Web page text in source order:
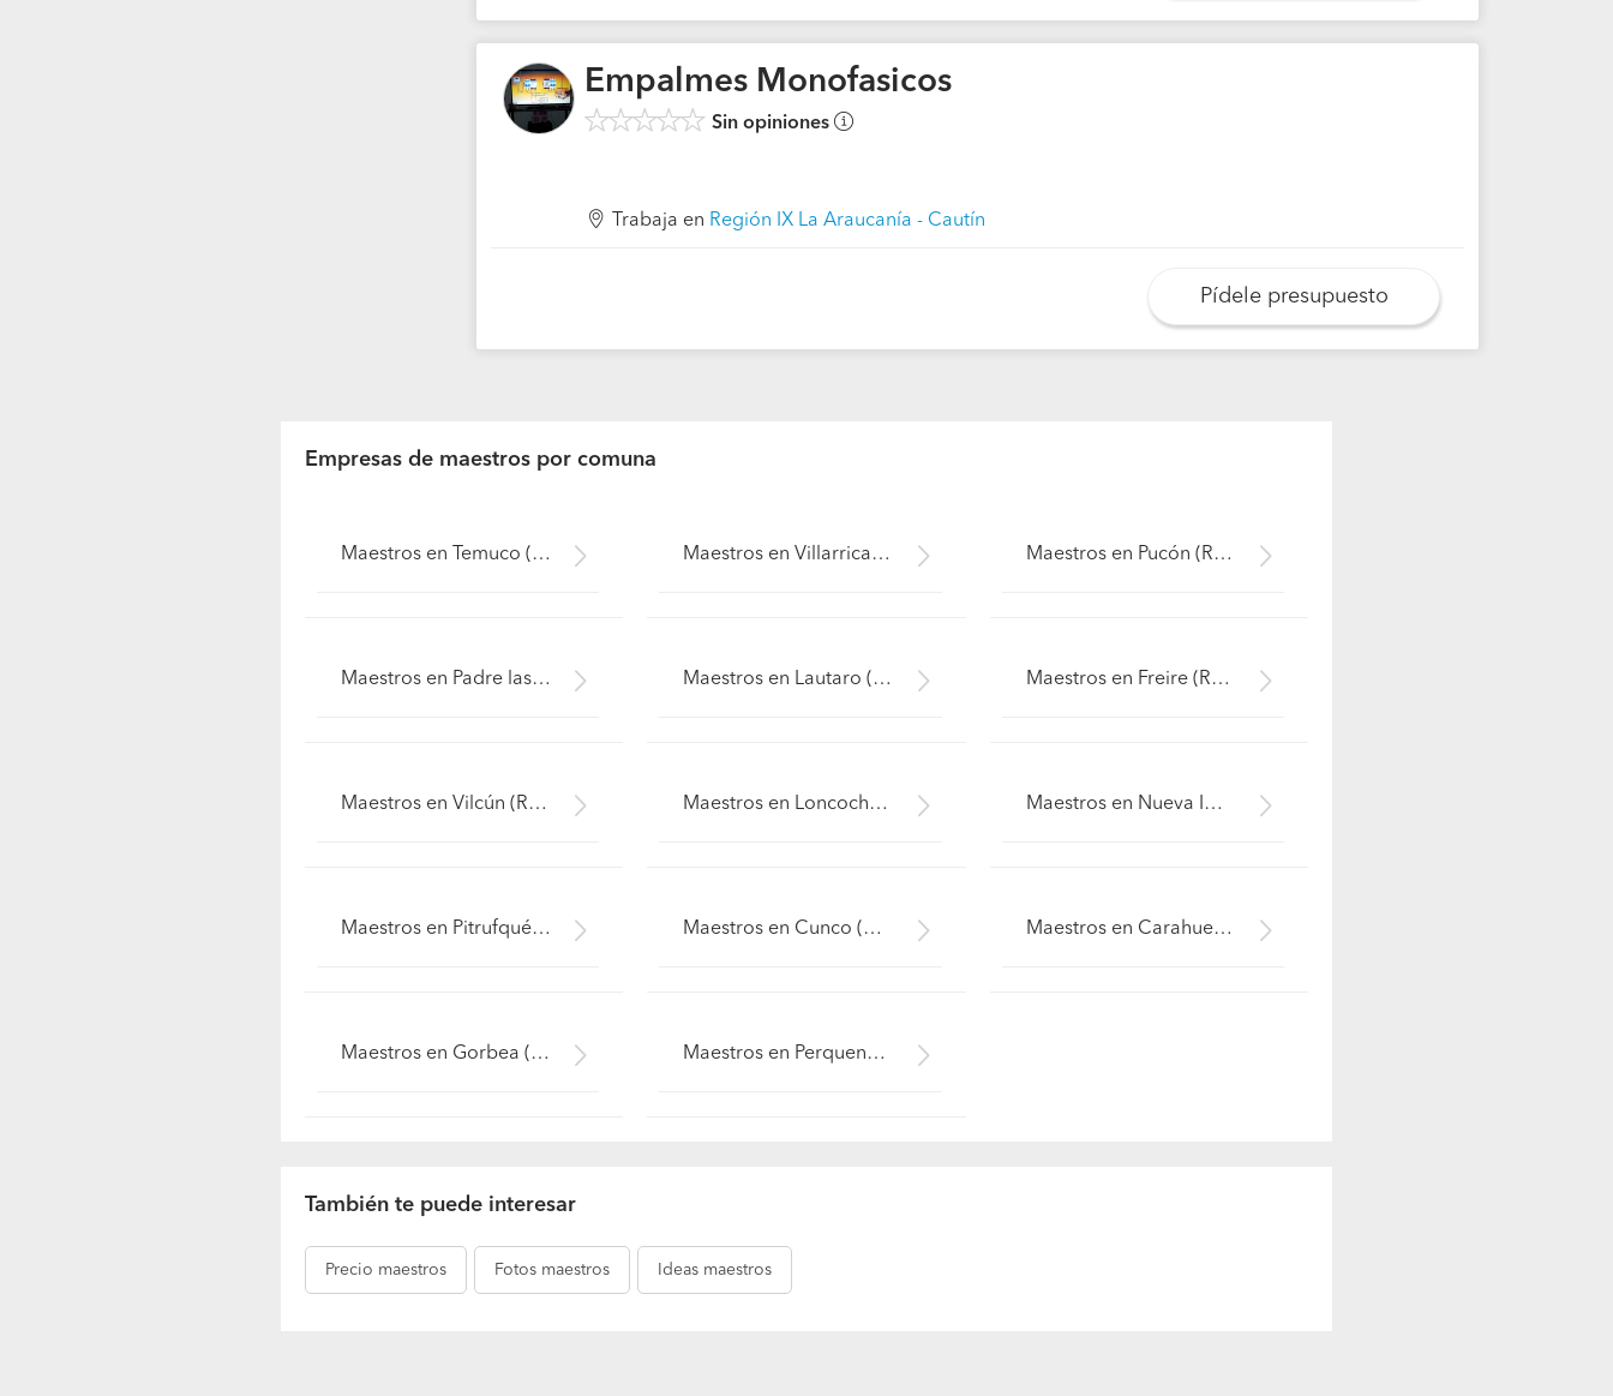
Empalmes Monofasicos
Sin opiniones
Trabaja en Región IX La Araucanía - Cautín
Pídele presupuesto
Empresas de maestros por comuna
Maestros en Temuco (Región IX La Araucanía - Cautín) Maestros en Villarrica (Región IX La Araucanía - Cautín) Maestros en Pucón (Región IX La Araucanía - Cautín)
Maestros en Padre las Casas (Región IX La Araucanía - Cautín) Maestros en Lautaro (Región IX La Araucanía - Cautín) Maestros en Freire (Región IX La Araucanía - Cautín)
Maestros en Vilcún (Región IX La Araucanía - Cautín) Maestros en Loncoche (Región IX La Araucanía - Cautín) Maestros en Nueva Imperial (Región IX La Araucanía - Cautín)
Maestros en Pitrufquén (Región IX La Araucanía - Cautín) Maestros en Cunco (Región IX La Araucanía - Cautín) Maestros en Carahue (Región IX La Araucanía - Cautín)
Maestros en Gorbea (Región IX La Araucanía - Cautín) Maestros en Perquenco (Región IX La Araucanía - Cautín)
También te puede interesar
Precio maestros Fotos maestros Ideas maestros